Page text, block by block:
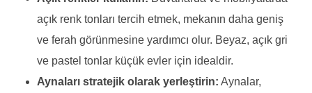
açık renk tonları tercih etmek, mekanın daha geniş
ve ferah görünmesine yardımcı olur. Beyaz, açık gri
ve pastel tonlar küçük evler için idealdir.
Aynaları stratejik olarak yerleştirin: Aynalar,